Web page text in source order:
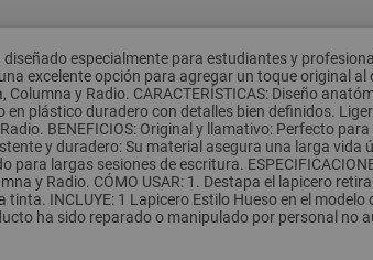
especialmente para estudiantes y
excelente opción para agregar un toque original
Columna y Radio. CARACTERÍSTICAS: Diseño
plástico duradero con detalles bien definidos.
BENEFICIOS: Original y llamativo: Perfecto
y duradero: Su material asegura una larga
largas sesiones de escritura.
y Radio. CÓMO USAR: 1. Destapa el lapicero
INCLUYE: 1 Lapicero Estilo Hueso en el
ha sido reparado o manipulado por personal no